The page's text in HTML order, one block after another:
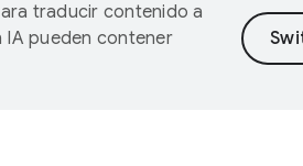
traducir contenido a
pueden contener